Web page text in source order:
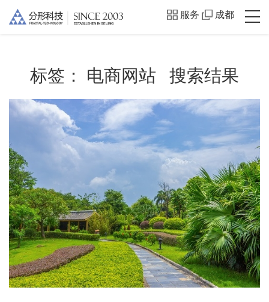
服务 成都
标签： 电商网站 搜索结果